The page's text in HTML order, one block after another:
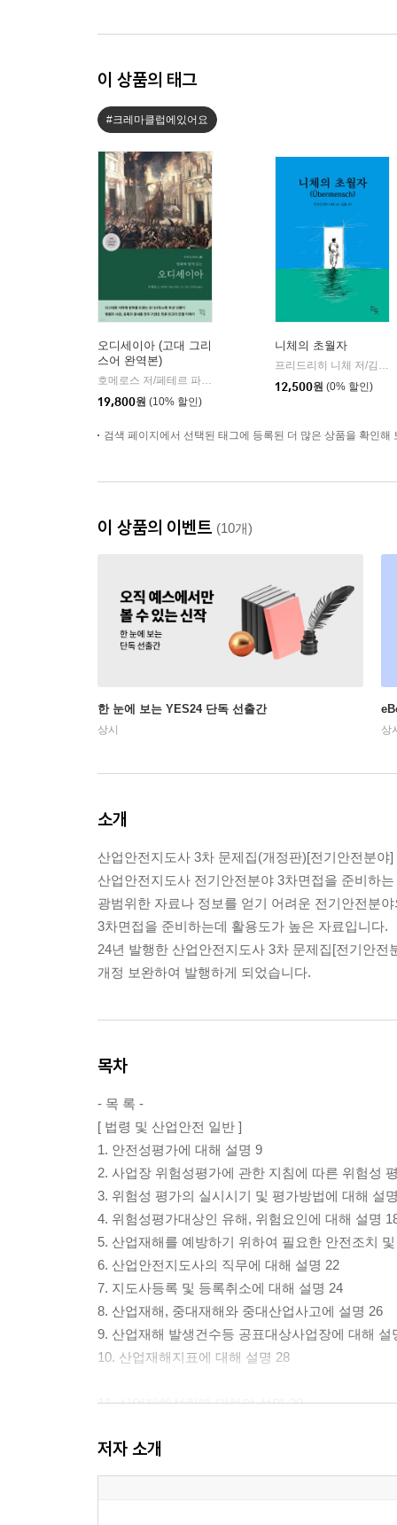
이 상품의 태그
#크레마클럽에있어요
오디세이아 (고대 그리
스어 완역본)
| 현대지성
19,800원 (10% 할인)
니체의 초월자
12,500원 (0% 할인)
검색 페이지에서 선택된 태그에 등록된 더 많은 상품을 확인해
이 상품의 이벤트 (10개)
한 눈에 보는 YES24 단독 선출간
상시 상
소개
산업안전지도사 3차 문제집(개정판)[전기안전분야]
산업안전지도사 전기안전분야 3차면접을 준비하
광범위한 자료나 정보를 얻기 어려운 전기안전분
3차면접을 준비하는데 활용도가 높은 자료입니다.
24년 발행한 산업안전지도사 3차 문제집[전기안전
개정 보완하여 발행하게 되었습니다.
목차
- 목 록 -
[ 법령 및 산업안전 일반 ]
1. 안전성평가에 대해 설명 9
2. 사업장 위험성평가에 관한 지침에 따른 위험성
3. 위험성 평가의 실시시기 및 평가방법에 대해 설
4. 위험성평가대상인 유해, 위험요인에 대해 설명
5. 산업재해를 예방하기 위하여 필요한 안전조치
6. 산업안전지도사의 직무에 대해 설명 22
7. 지도사등록 및 등록취소에 대해 설명 24
8. 산업재해, 중대재해와 중대산업사고에 설명 26
9. 산업재해 발생건수등 공표대상사업장에 대해 설
10. 산업재해지표에 대해 설명 28
11. 산업재해성립에 대하여 설명 30
13. 안전관리책임자와 관리감독자에 대해 설명 33
14. 안전관리자 안전보건관리담당자에 대해 설명
저자 소개